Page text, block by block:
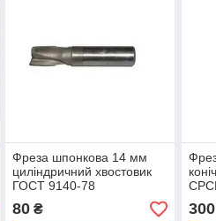
Фреза шпонкова 14 мм
циліндричний хвостовик
ГОСТ 9140-78
80₴ 300